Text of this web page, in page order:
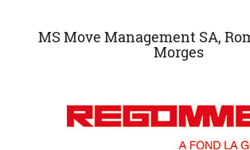
MS Move Management SA,
Morges